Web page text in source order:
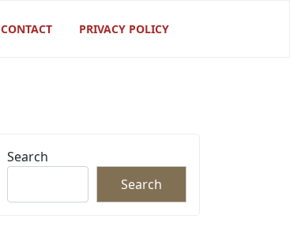
CONTACT PRIVACY POLICY
Search
Search